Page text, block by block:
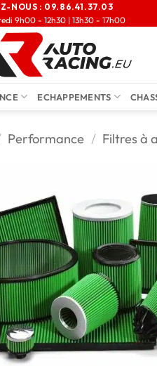
NOUS : 09.86.41.37.03
9h00 - 12h30 | 13h30 - 17h00
ECHAPPEMENTS
Performance / Filtres à